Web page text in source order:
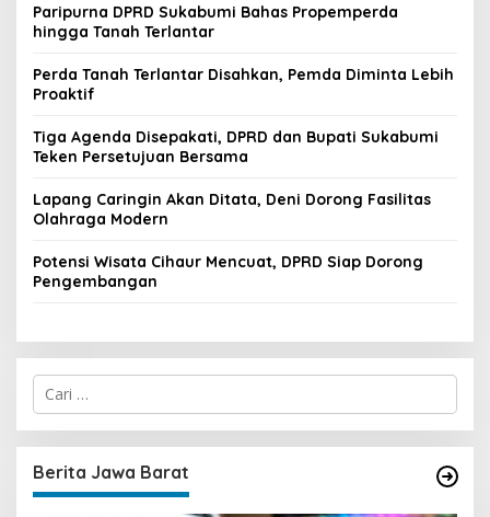
Paripurna DPRD Sukabumi Bahas Propemperda
hingga Tanah Terlantar
Perda Tanah Terlantar Disahkan, Pemda Diminta Lebih
Proaktif
Tiga Agenda Disepakati, DPRD dan Bupati Sukabumi
Teken Persetujuan Bersama
Lapang Caringin Akan Ditata, Deni Dorong Fasilitas
Olahraga Modern
Potensi Wisata Cihaur Mencuat, DPRD Siap Dorong
Pengembangan
C
i
u
n
t
Berita Jawa Barat